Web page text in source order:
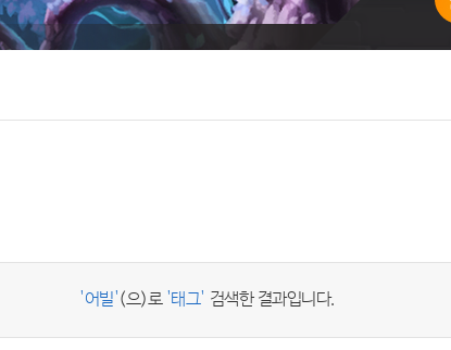
'어빌'(으)로 '태그' 검색한 결과입니다.